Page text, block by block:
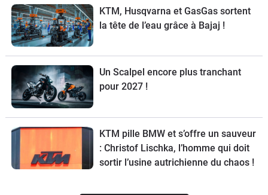
trottinettes, un Chinois ambitieux et
KTM à la relance
KTM, Husqvarna et GasGas sortent
la tête de l’eau grâce à Bajaj !
Un Scalpel encore plus tranchant
pour 2027 !
KTM pille BMW et s’offre un sauveur
: Christof Lischka, l’homme qui doit
sortir l’usine autrichienne du chaos !